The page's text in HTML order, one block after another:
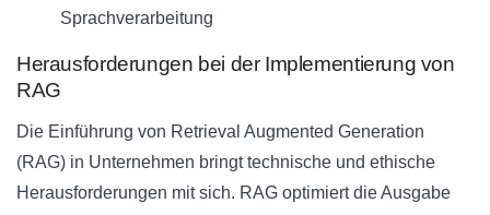
Sprachverarbeitung
Herausforderungen bei der Implementierung von
RAG
Die Einführung von Retrieval Augmented Generation
(RAG) in Unternehmen bringt technische und ethische
Herausforderungen mit sich. RAG optimiert die Ausgabe